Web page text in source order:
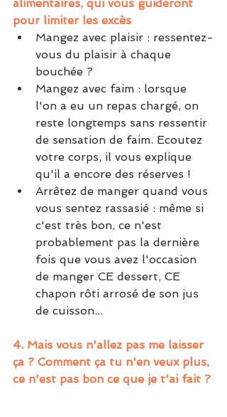
alimentaires, qui vous guideront
pour limiter les excès
Mangez avec plaisir : ressentez-
vous du plaisir à chaque
bouchée ?
Mangez avec faim : lorsque
l'on a eu un repas chargé, on
reste longtemps sans ressentir
de sensation de faim. Ecoutez
votre corps, il vous explique
qu'il a encore des réserves !
Arrêtez de manger quand vous
vous sentez rassasié : même si
c'est très bon, ce n'est
probablement pas la dernière
fois que vous avez l'occasion
de manger CE dessert, CE
chapon rôti arrosé de son jus
de cuisson...
4. Mais vous n'allez pas me laisser
ça ? Comment ça tu n'en veux plus,
ce n'est pas bon ce que je t'ai fait ?